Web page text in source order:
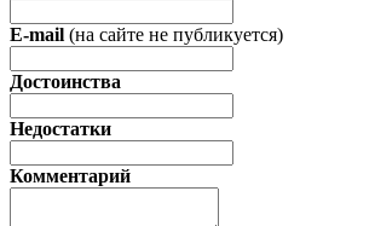
E-mail (на сайте не публикуется)
Достоинства
Недостатки
Комментарий